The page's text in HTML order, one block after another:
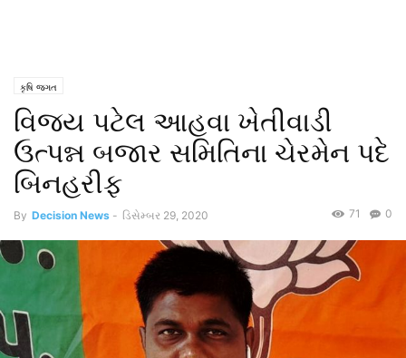
કૃષિ જગત
વિજય પટેલ આહવા ખેતીવાડી
ઉત્પન્ન બજાર સમિતિના ચેરમેન પદે
બિનહરીફ
By Decision News - ડિસેમ્બર 29, 2020 0
71